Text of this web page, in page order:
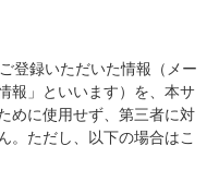
登録いただいた情報（メー
報」といいます）を、本サ
めに使用せず、第三者に対
。ただし、以下の場合はこ